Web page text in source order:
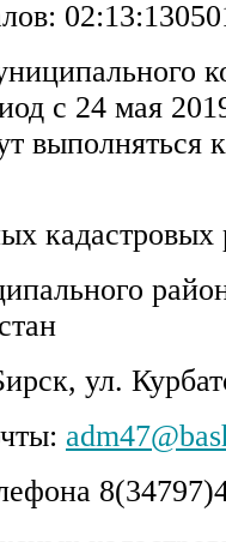
с 24 мая
выполняться
кадастровых
ул.
adm47@